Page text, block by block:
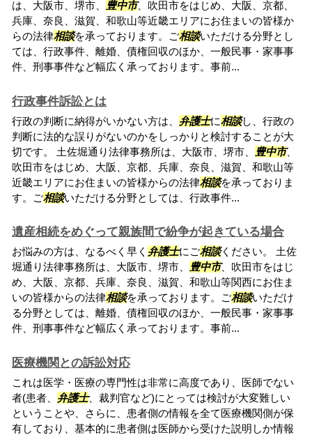
は、大阪市、堺市、
豊中市、吹田市をはじめ、大阪、京都、
兵庫、奈良、滋賀、和歌山等近畿エリアにお住まいの皆様か
らの法律相談を承っております。ご相談いただける分野とし
ては、行政事件、離婚、債権回収のほか、一般民事・家事事
件、刑事事件など幅広く承っております。事前...
行政事件訴訟とは
行政の判断に納得がいかない方は、 弁護士に相談し、行政の
判断に法的な誤りがないのかをしっかりと検討することが大
切です。 土佐堀通り法律事務所は、大阪市、堺市、
豊中市、
吹田市をはじめ、大阪、京都、兵庫、奈良、滋賀、和歌山等
近畿エリアにお住まいの皆様からの法律相談を承っておりま
す。ご相談いただける分野としては、行政事件...
遺産相続をめぐって親族間で紛争が起きている場合
お悩みの方は、なるべく早く 弁護士にご相談ください。 土佐
堀通り法律事務所は、大阪市、堺市、
豊中市、吹田市をはじ
め、大阪、京都、兵庫、奈良、滋賀、和歌山等関西にお住ま
いの皆様からの法律相談を承っております。ご相談いただけ
る分野としては、離婚、債権回収のほか、一般民事・家事事
件、刑事事件など幅広く承っております。事前...
医療機関との訴訟対応
これは医学・医療の専門性は非常に高度であり、医師でない
者(患者、 弁護士、裁判官など)にとっては検討が大変難しい
ということや、さらに、患者側の情報を全て医療機関側が保
有しており、基本的に患者側は医師から受けた説明しか情報